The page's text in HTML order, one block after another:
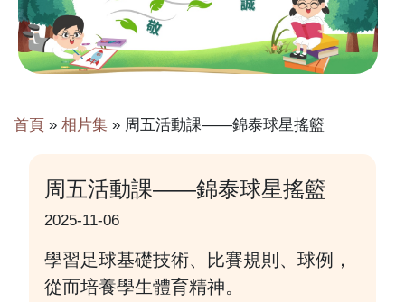
首頁 » 相片集 » 周五活動課——錦泰球星搖籃
周五活動課——錦泰球星搖籃
2025-11-06
學習足球基礎技術、比賽規則、球例，
從而培養學生體育精神。